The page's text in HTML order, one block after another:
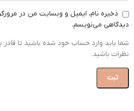
ذخیره نام، ایمیل و وبسایت من در
دیدگاهی می‌نویسم.
شما باید وارد حساب خود شده باشید تا قادر
نظرات باشید.